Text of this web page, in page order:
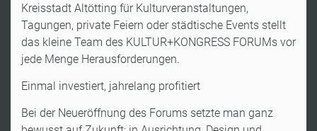
Kreisstadt Altötting für Kulturveranstaltungen,
Tagungen, private Feiern oder städtische Events stellt
das kleine Team des KULTUR+KONGRESS FORUMs vor
jede Menge Herausforderungen.
Einmal investiert, jahrelang profitiert
Bei der Neueröffnung des Forums setzte man ganz